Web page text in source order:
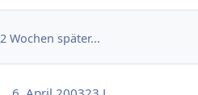
2 Wochen später...